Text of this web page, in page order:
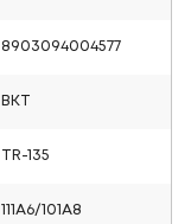
8903094004577
BKT
TR-135
111A6/101A8